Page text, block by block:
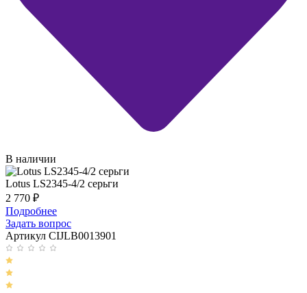
В наличии
Lotus LS2345-4/2 серьги
2 770 ₽
Подробнее
Задать вопрос
Артикул CIJLB0013901